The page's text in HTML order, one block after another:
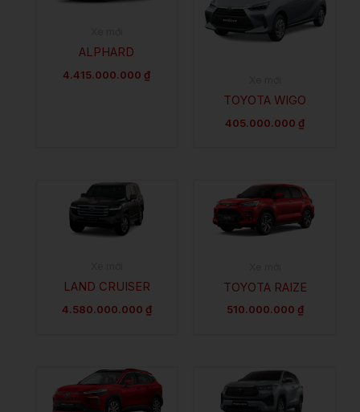
ALPHARD
4.415.000.000 ₫
TOYOTA WIGO
405.000.000 ₫
LAND CRUISER
4.580.000.000 ₫
TOYOTA RAIZE
510.000.000 ₫